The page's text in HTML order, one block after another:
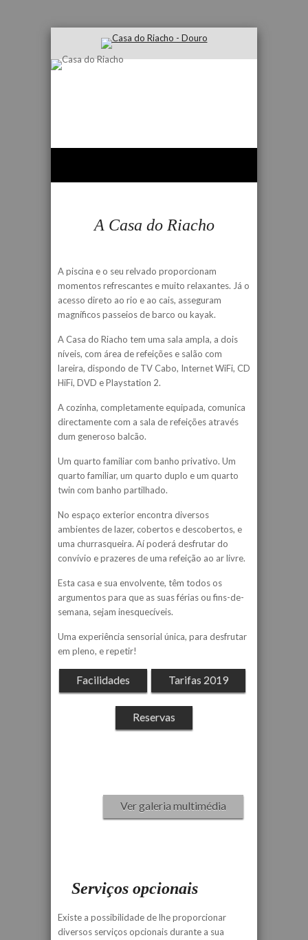
A Casa do Riacho
A piscina e o seu relvado proporcionam
momentos refrescantes e muito relaxantes. Já o
acesso direto ao rio e ao cais, asseguram
magníficos passeios de barco ou kayak.
A Casa do Riacho tem uma sala ampla, a dois
níveis, com área de refeições e salão com
lareira, dispondo de TV Cabo, Internet WiFi, CD
HiFi, DVD e Playstation 2.
A cozinha, completamente equipada, comunica
directamente com a sala de refeições através
dum generoso balcão.
Um quarto familiar com banho privativo. Um
quarto familiar, um quarto duplo e um quarto
twin com banho partilhado.
No espaço exterior encontra diversos
ambientes de lazer, cobertos e descobertos, e
uma churrasqueira. Aí poderá desfrutar do
convívio e prazeres de uma refeição ao ar livre.
Esta casa e sua envolvente, têm todos os
argumentos para que as suas férias ou fins-de-
semana, sejam inesquecíveis.
Uma experiência sensorial única, para desfrutar
em pleno, e repetir!
Facilidades Tarifas 2019
Reservas
Ver galeria multimédia
Serviços opcionais
Existe a possibilidade de lhe proporcionar
diversos serviços opcionais durante a sua